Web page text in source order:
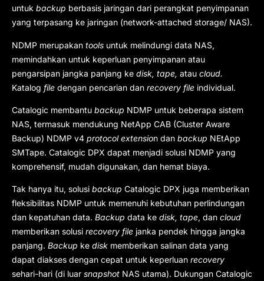
untuk backup berbasis jaringan dari perangkat penyimpanan
yang terpasang ke jaringan (network-attached storage/ NAS).
NDMP merupakan tools untuk melindungi data NAS,
memindahkan untuk keperluan penyimpanan atau
pengarsipan jangka panjang ke disk, tape, atau cloud.
Katalog file dengan pencarian dan recovery file individual.
Catalogic membantu backup NDMP untuk beberapa sistem
NAS, termasuk mendukung NetApp CAB (Cluster Aware
Backup) NDMP v4 protocol extension dan backup NEtApp
SMTape. Catalogic DPX dapat menjadi solusi NDMP yang
komprehensif, mudah digunakan, dan hemat biaya.
Tak hanya itu, solusi backup Catalogic DPX juga memberikan
fleksibilitas NDMP untuk memenuhi kebutuhan perlindungan
dan kepatuhan data. Backup data ke disk, tape, dan cloud
memberikan solusi recovery file janka pendek hingga jangka
panjang. Backup ke disk memberikan salinan data yang
dapat diakses dengan cepat untuk keperluan recovery
sehari-hari (di luar snapshot NAS utama). Dukungan Catalogic